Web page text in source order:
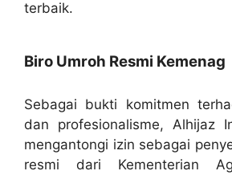
terbaik.
Biro Umroh Resmi Kemenag
Sebagai bukti komitmen
dan profesionalisme, Alhijaz
mengantongi izin sebagai
resmi dari Kementerian